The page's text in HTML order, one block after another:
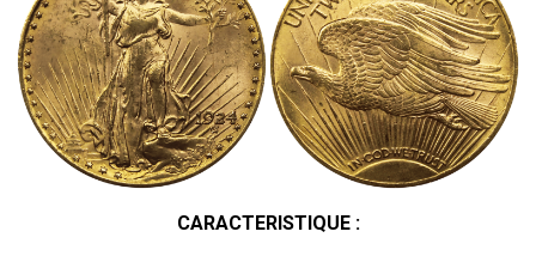
CARACTERISTIQUE :